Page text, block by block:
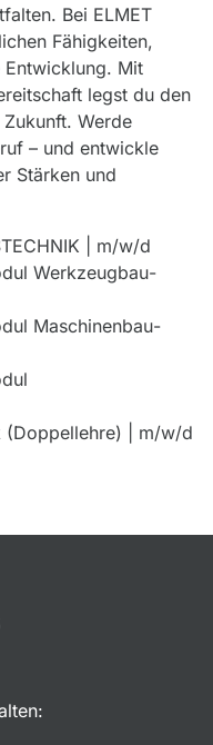
Bei ELMET
Fähigkeiten,
Entwicklung. Mit
legst du den
Werde
– und entwickle
Stärken und
| m/w/d
Werkzeugbau­
Maschinenbau­
(Doppellehre) | m/w/d